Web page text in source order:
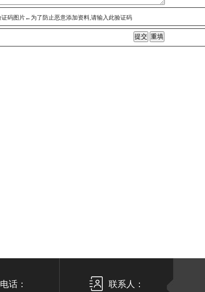
←为了防止恶意添加资料,请输入此验证码
电话： 联系人：